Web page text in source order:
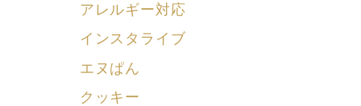
アレルギー対応
インスタライブ
エヌぱん
クッキー